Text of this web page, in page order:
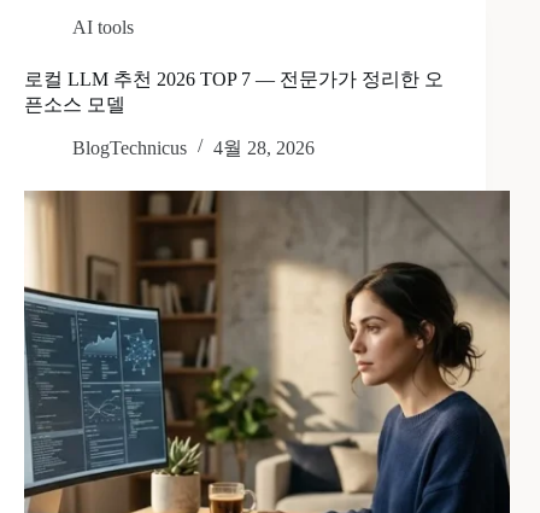
AI tools
로컬 LLM 추천 2026 TOP 7 — 전문가가 정리한 오
픈소스 모델
BlogTechnicus 4월 28, 2026